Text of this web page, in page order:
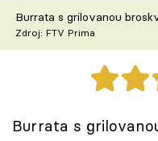
Recepty z TV
Speciál: Cuketa
Těhotnej kuchař
Sledujte prima+
Burrata s grilovanou
Zdroj: FTV Prima
Burrata s